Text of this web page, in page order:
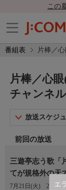
この
番組表 片棒／
エ
片棒／心
チャンネル
放送スケジ
前回の放送
三遊亭志う歌「
てが規格外の天
7月21日(火) 22:45〜